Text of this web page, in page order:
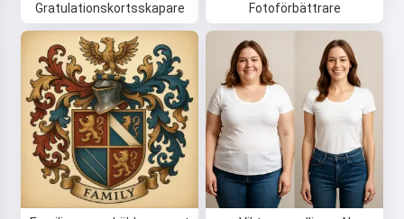
Gratulationskortsskapare Fotoförbättrare